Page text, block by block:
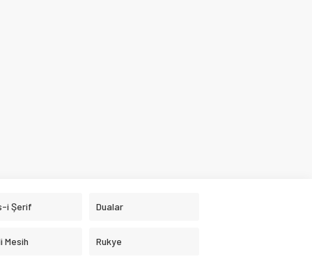
i Şerif Dualar
Mesih Rukye